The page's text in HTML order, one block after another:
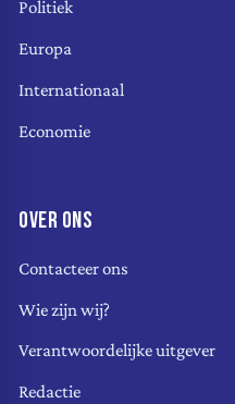
Politiek
Europa
Internationaal
Economie
OVER ONS
Contacteer ons
Wie zijn wij?
Verantwoordelijke uitgever
Redactie